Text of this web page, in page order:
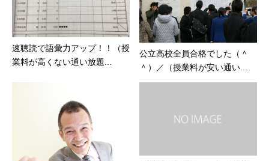
速聴読で語彙力アップ！！（授
業料が高くない通い放題...
公立高校全員合格でした（＾
＾）／（授業料が安い通い...